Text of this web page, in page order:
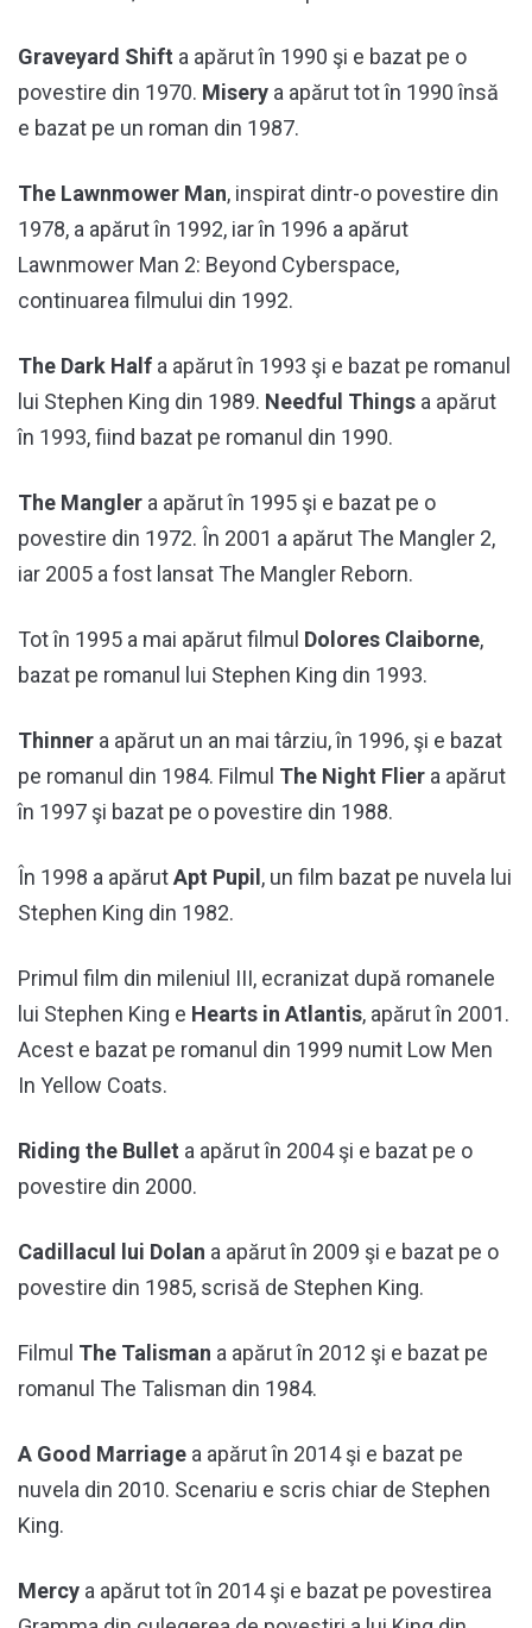
Graveyard Shift a apărut în 1990 şi e bazat pe o
povestire din 1970. Misery a apărut tot în 1990 însă
e bazat pe un roman din 1987.
The Lawnmower Man, inspirat dintr-o povestire din
1978, a apărut în 1992, iar în 1996 a apărut
Lawnmower Man 2: Beyond Cyberspace,
continuarea filmului din 1992.
The Dark Half a apărut în 1993 şi e bazat pe romanul
lui Stephen King din 1989. Needful Things a apărut
în 1993, fiind bazat pe romanul din 1990.
The Mangler a apărut în 1995 şi e bazat pe o
povestire din 1972. În 2001 a apărut The Mangler 2,
iar 2005 a fost lansat The Mangler Reborn.
Tot în 1995 a mai apărut filmul Dolores Claiborne,
bazat pe romanul lui Stephen King din 1993.
Thinner a apărut un an mai târziu, în 1996, şi e bazat
pe romanul din 1984. Filmul The Night Flier a apărut
în 1997 şi bazat pe o povestire din 1988.
În 1998 a apărutApt Pupil , un film bazat pe nuvela lui
Stephen King din 1982.
Primul film din mileniul III, ecranizat după romanele
lui Stephen King e Hearts in Atlantis, apărut în 2001.
Acest e bazat pe romanul din 1999 numit Low Men
In Yellow Coats.
Riding the Bullet a apărut în 2004 şi e bazat pe o
povestire din 2000.
Cadillacul lui Dolan a apărut în 2009 şi e bazat pe o
povestire din 1985, scrisă de Stephen King.
Filmul The Talisman a apărut în 2012 şi e bazat pe
romanul The Talisman din 1984.
A Good Marriage a apărut în 2014 şi e bazat pe
nuvela din 2010. Scenariu e scris chiar de Stephen
King.
Mercy a apărut tot în 2014 şi e bazat pe povestirea